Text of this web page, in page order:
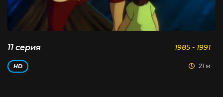
11 серия 1985 - 1991
HD 21 м